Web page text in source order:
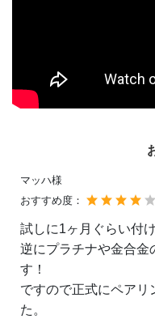
マッハ様
おすすめ度：
試しに1ヶ月ぐらい付
逆にプラチナや金合金
す！
ですので正式にペアリ
た。